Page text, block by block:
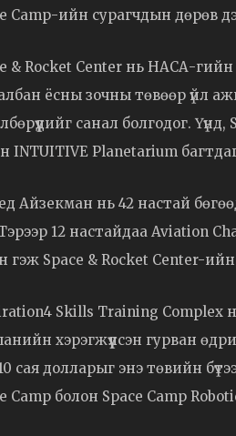
Camp-ийн сурагчдын дөрөв
& Rocket Center нь НАСА-
ёсны зочны төвөөр үйл
санал болгодог.
INTUITIVE Planetarium
Айзекман нь 42 настай
12 настайдаа Aviation
гэж Space & Rocket Center-
Skills Training Complex
хэрэгжүүлсэн гурван
сая долларыг энэ төвийн
Camp болон Space Camp